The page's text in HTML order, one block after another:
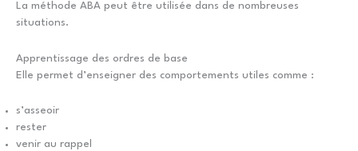
La méthode ABA peut être utilisée dans de nombreuses
situations.
Apprentissage des ordres de base
Elle permet d’enseigner des comportements utiles comme :
s’asseoir
rester
venir au rappel